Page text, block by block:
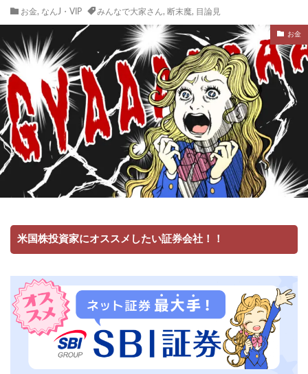
お金, なんJ・VIP みんなで大家さん, 断末魔, 目論見
お金
米国株投資家にオススメしたい証券会社！！